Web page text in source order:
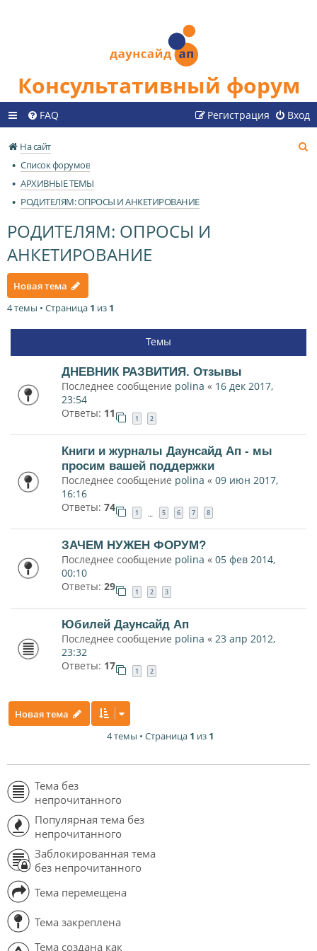
Консультативный форум
FAQ Вход
Регистрация
На сайт
Список форумов
АРХИВНЫЕ ТЕМЫ
РОДИТЕЛЯМ: ОПРОСЫ И АНКЕТИРОВАНИЕ
РОДИТЕЛЯМ: ОПРОСЫ И
АНКЕТИРОВАНИЕ
Новая тема
4 темы • Страница 1 из 1
Темы
ДНЕВНИК РАЗВИТИЯ. Отзывы
Последнее сообщение polina « 16 дек 2017,
23:54
Ответы: 11 1 2
Книги и журналы Даунсайд Ап - мы
просим вашей поддержки
Последнее сообщение polina « 09 июн 2017,
16:16
Ответы: 74 1 … 5 6 7 8
ЗАЧЕМ НУЖЕН ФОРУМ?
Последнее сообщение polina « 05 фев 2014,
00:10
Ответы: 29 1 2 3
Юбилей Даунсайд Ап
Последнее сообщение polina « 23 апр 2012,
23:32
Ответы: 17 1 2
Новая тема
4 темы • Страница 1 из 1
Тема без
непрочитанного
Популярная тема без
непрочитанного
Заблокированная тема
без непрочитанного
Тема перемещена
Тема закреплена
Тема создана как